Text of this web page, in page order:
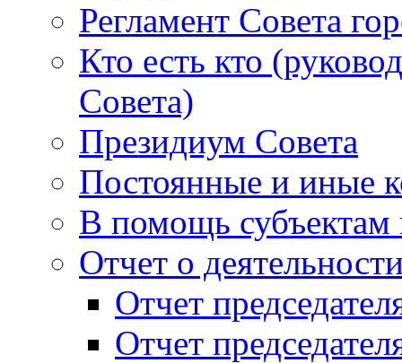
Регламент Совета
Кто есть кто
Совета)
Президиум Совета
Постоянные и иные
В помощь субъектам
Отчет о
Отчет
Отчет